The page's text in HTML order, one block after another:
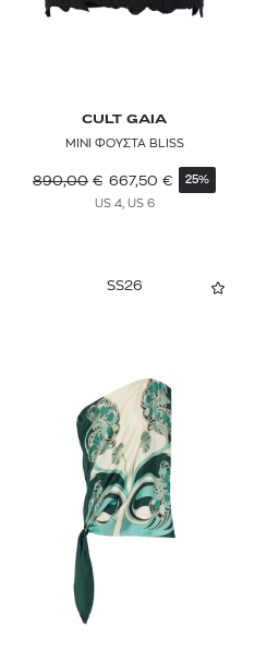
CULT GAIA
ΜΙΝΙ ΦΟΥΣΤΑ BLISS
890,00 € 667,50 € 25%
US 4, US 6
SS26